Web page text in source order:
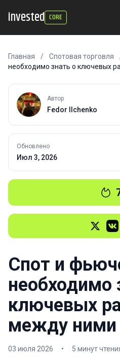
invested CORE
Главная / Спотовая торговля
необходимо знать о ключевых
Автор
Fedor Ilchenko
Обновлено
Июл 3, 2026
Спот и
необходимо
ключевых
между ними
03 июля 2026 • 5 минут